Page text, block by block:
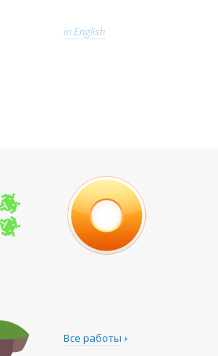
in English
Все работы